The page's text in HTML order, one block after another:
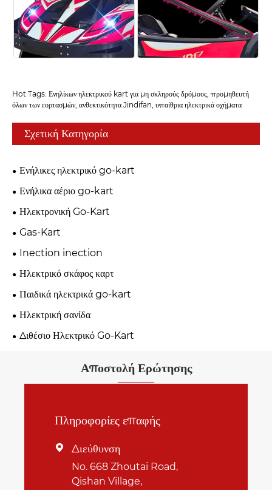
Hot Tags: Ενηλίκων ηλεκτρικού kart για μη σκληρούς δρόμους, προμηθευτή
όλων των εορτασμών, ανθεκτικότητα Jindifan, υπαίθρια ηλεκτρικά οχήματα
Σχετική Κατηγορία
Ενήλικες ηλεκτρικό go-kart
Ενήλικα αέριο go-kart
Ηλεκτρονική Go-Kart
Gas-Kart
Inection inection
Ηλεκτρικό σκάφος καρτ
Παιδικά ηλεκτρικά go-kart
Ηλεκτρική σανίδα
Διθέσιο Ηλεκτρικό Go-Kart
Αποστολή Ερώτησης
Πληροφορίες επαφής
 Διεύθυνση
No. 668 Zhoutai Road,
Qishan Village,